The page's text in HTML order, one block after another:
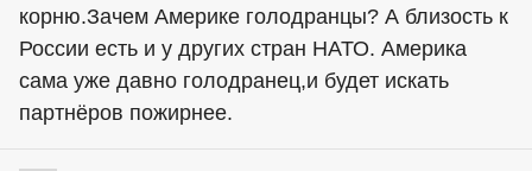
корню.Зачем Америке голодранцы? А близость к
России есть и у других стран НАТО. Америка
сама уже давно голодранец,и будет искать
партнёров пожирнее.